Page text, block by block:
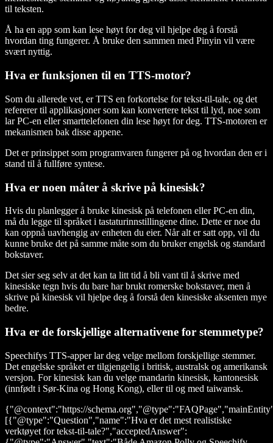
til teksten.
Å ha en app som kan lese høyt for deg vil hjelpe deg å forstå
hvordan ting fungerer. Å bruke den sammen med Pinyin vil være
svært nyttig.
Hva er funksjonen til en TTS-motor?
Som du allerede vet, er TTS en forkortelse for tekst-til-tale, og det
refererer til applikasjoner som kan konvertere tekst til lyd, noe som
lar PC-en eller smarttelefonen din lese høyt for deg. TTS-motoren er
mekanismen bak disse appene.
Det er prinsippet som programvaren fungerer på og hvordan den er i
stand til å fullføre syntese.
Hva er noen måter å skrive på kinesisk?
Hvis du planlegger å bruke kinesisk på telefonen eller PC-en din,
må du legge til språket i tastaturinnstillingene dine. Dette er noe du
kan oppnå uavhengig av enheten du eier. Når alt er satt opp, vil du
kunne bruke det på samme måte som du bruker engelsk og standard
bokstaver.
Det sier seg selv at det kan ta litt tid å bli vant til å skrive med
kinesiske tegn hvis du bare har brukt romerske bokstaver, men å
skrive på kinesisk vil hjelpe deg å forstå den kinesiske aksenten mye
bedre.
Hva er de forskjellige alternativene for stemmetype?
Speechifys TTS-apper lar deg velge mellom forskjellige stemmer.
Det engelske språket er tilgjengelig i britisk, australsk og amerikansk
versjon. For kinesisk kan du velge mandarin kinesisk, kantonesisk
(innfødt i Sør-Kina og Hong Kong), eller til og med taiwansk.
{"@context":"https://
[{"@type":"Question","name":"Hva er det mest realistiske
verktøyet for tekst-til-tale?","acceptedAnswer":